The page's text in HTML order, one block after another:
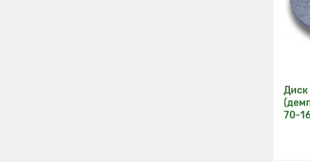
Диск
70-